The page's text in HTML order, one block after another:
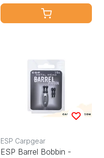
ESP Carpgear
ESP Barrel Bobbin -